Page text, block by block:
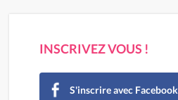
INSCRIVEZ VOUS !
S'inscrire avec Facebook